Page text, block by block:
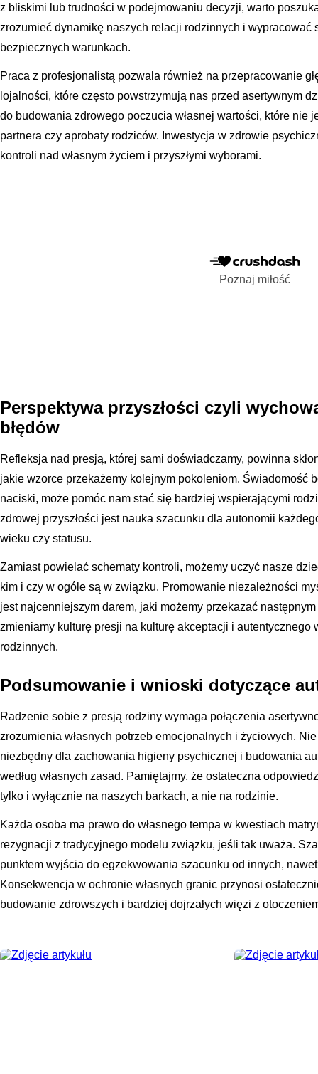
z bliskimi lub trudności w podejmowaniu decyzji, warto
zrozumieć dynamikę naszych relacji rodzinnych i wypracować
bezpiecznych warunkach.
Praca z profesjonalistą pozwala również na przepracowanie
lojalności, które często powstrzymują nas przed asertywnym
do budowania zdrowego poczucia własnej wartości, które nie
partnera czy aprobaty rodziców. Inwestycja w zdrowie
kontroli nad własnym życiem i przyszłymi wyborami.
Poznaj miłość
Perspektywa przyszłości czyli
błędów
Refleksja nad presją, której sami doświadczamy, powinna
jakie wzorce przekażemy kolejnym pokoleniom. Świadomość
naciski, może pomóc nam stać się bardziej wspierającymi
zdrowej przyszłości jest nauka szacunku dla autonomii
wieku czy statusu.
Zamiast powielać schematy kontroli, możemy uczyć nasze
kim i czy w ogóle są w związku. Promowanie niezależności
jest najcenniejszym darem, jaki możemy przekazać
zmieniamy kulturę presji na kulturę akceptacji i autentycznego
rodzinnych.
Podsumowanie i wnioski dotyczące
Radzenie sobie z presją rodziny wymaga połączenia
zrozumienia własnych potrzeb emocjonalnych i życiowych.
niezbędny dla zachowania higieny psychicznej i budowania
według własnych zasad. Pamiętajmy, że ostateczna
tylko i wyłącznie na naszych barkach, a nie na rodzinie.
Każda osoba ma prawo do własnego tempa w kwestiach
rezygnacji z tradycyjnego modelu związku, jeśli tak uważa.
punktem wyjścia do egzekwowania szacunku od innych,
Konsekwencja w ochronie własnych granic przynosi
budowanie zdrowszych i bardziej dojrzałych więzi z